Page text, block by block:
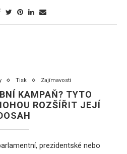
Tisk Zajímavosti
KAMPAŇ? TYTO
ROZŠÍŘIT JEJÍ
prezidentské nebo